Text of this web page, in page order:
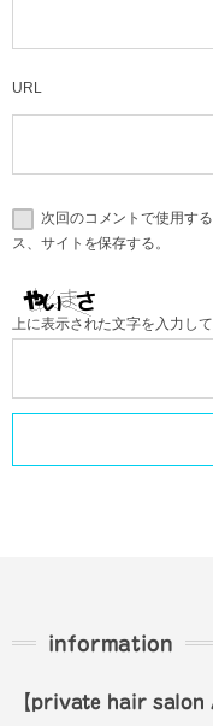
URL
次回のコメントで使用す
ス、サイトを保存する。
上に表示された文字を入力して
information
【private hair salon